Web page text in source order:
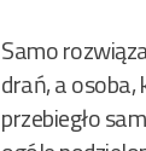
Samo
drań, a osoba,
przebiegło